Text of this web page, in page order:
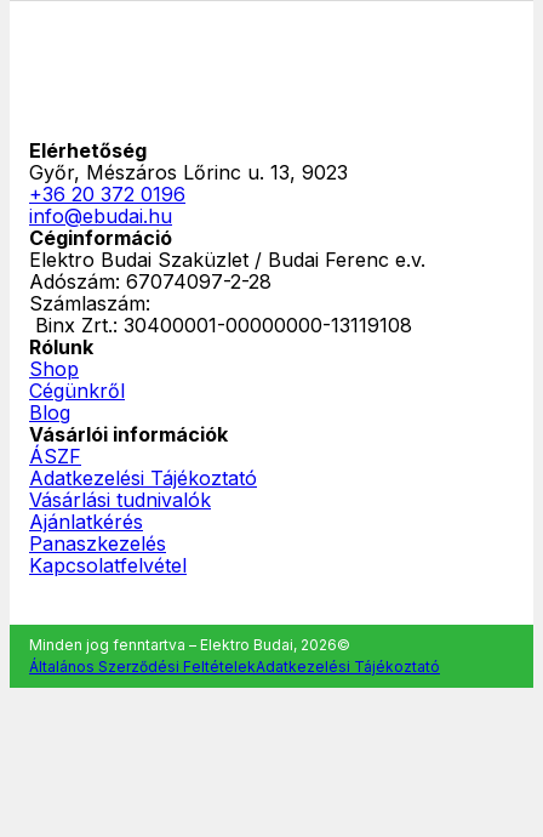
Elérhetőség
Győr, Mészáros Lőrinc u. 13, 9023
+36 20 372 0196
info@ebudai.hu
Céginformáció
Elektro Budai Szaküzlet / Budai Ferenc e.v.
Adószám: 67074097-2-28
Számlaszám:
‎ Binx Zrt.: 30400001-00000000-13119108
Rólunk
Shop
Cégünkről
Blog
Vásárlói információk
ÁSZF
Adatkezelési Tájékoztató
Vásárlási tudnivalók
Ajánlatkérés
Panaszkezelés
Kapcsolatfelvétel
Minden jog fenntartva – Elektro Budai, 2026©
Általános Szerződési FeltételekAdatkezelési Tájékoztató